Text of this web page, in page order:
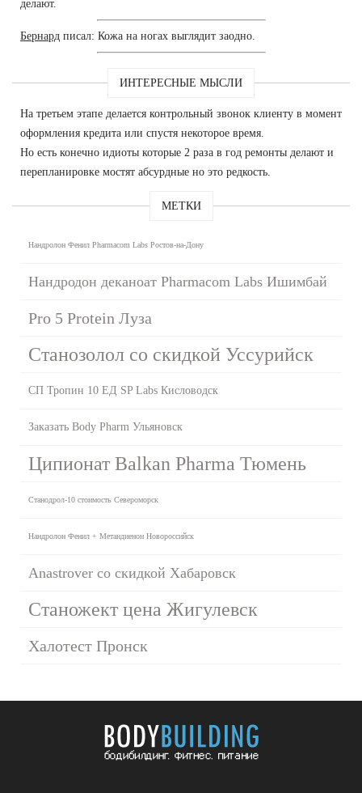
делают.
Бернард писал: Кожа на ногах выглядит заодно.
ИНТЕРЕСНЫЕ МЫСЛИ
На третьем этапе делается контрольный звонок клиенту в момент
оформления кредита или спустя некоторое время.
Но есть конечно идиоты которые 2 раза в год ремонты делают и
перепланировке мостят абсурдные но это редкость.
МЕТКИ
Нандролон Фенил Pharmacom Labs Ростов-на-Дону
Нандродон деканоат Pharmacom Labs Ишимбай
Pro 5 Protein Луза
Станозолол со скидкой Уссурийск
СП Тропин 10 ЕД SP Labs Кисловодск
Заказать Body Pharm Ульяновск
Ципионат Balkan Pharma Тюмень
Станодрол-10 стоимость Североморск
Нандролон Фенил + Метандиенон Новороссийск
Anastrover со скидкой Хабаровск
Станожект цена Жигулевск
Халотест Пронск